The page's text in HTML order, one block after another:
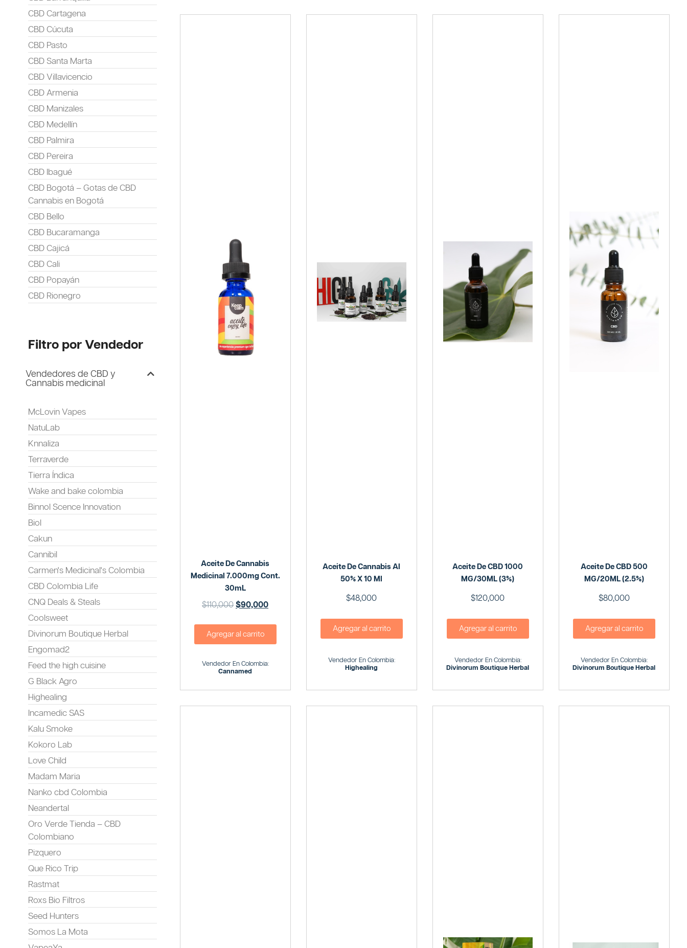
CBD Cartagena
CBD Cúcuta
CBD Pasto
CBD Santa Marta
CBD Villavicencio
CBD Armenia
CBD Manizales
CBD Medellín
CBD Palmira
CBD Pereira
CBD Ibagué
CBD Bogotá – Gotas de CBD
Cannabis en Bogotá
CBD Bello
CBD Bucaramanga
CBD Cajicá
CBD Cali
CBD Popayán
CBD Rionegro
Filtro por Vendedor
Vendedores de CBD y
Cannabis medicinal
McLovin Vapes
NatuLab
Knnaliza
Terraverde
Tierra Índica
Wake and bake colombia
Binnol Scence Innovation
Biol
Cakun
Cannibil
Carmen's Medicinal's Colombia
CBD Colombia Life
CNQ Deals & Steals
Coolsweet
Divinorum Boutique Herbal
Engomad2
Feed the high cuisine
G Black Agro
Highealing
Incamedic SAS
Kalu Smoke
Kokoro Lab
Love Child
Madam Maria
Nanko cbd Colombia
Neandertal
Oro Verde Tienda – CBD
Colombiano
Pizquero
Que Rico Trip
Rastmat
Roxs Bio Filtros
Seed Hunters
Somos La Mota
Aceite De Cannabis
Medicinal 7.000mg Cont.
30mL
$110,000 $90,000
Agregar al carrito
Vendedor En Colombia:
Cannamed
Aceite De Cannabis Al
50% X 10 Ml
$48,000
Agregar al carrito
Vendedor En Colombia:
Highealing
Aceite De CBD 1000
MG/30ML (3%)
$120,000
Agregar al carrito
Vendedor En Colombia:
Divinorum Boutique Herbal
Aceite De CBD 500
MG/20ML (2.5%)
$80,000
Agregar al carrito
Vendedor En Colombia:
Divinorum Boutique Herbal